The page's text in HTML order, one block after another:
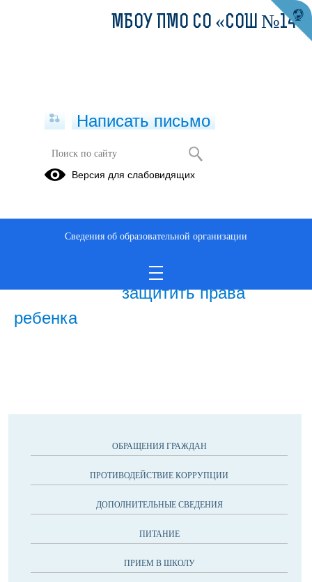
Публикации за 05.06.2026
Прокуратура
разъясняет: что такое
буллинг и как
защитить права
ребенка
ОБРАЩЕНИЯ ГРАЖДАН
ПРОТИВОДЕЙСТВИЕ КОРРУПЦИИ
ДОПОЛНИТЕЛЬНЫЕ СВЕДЕНИЯ
ПИТАНИЕ
ПРИЕМ В ШКОЛУ
МБОУ ПМО СО «СОШ №14»
Написать письмо
Версия для слабовидящих
Сведения об образовательной организации